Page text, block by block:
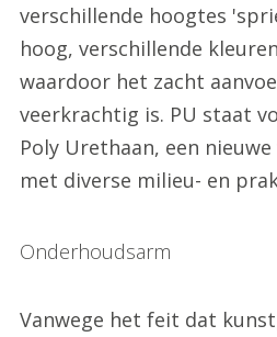
verschillende hoogtes
hoog, verschillende
waardoor het zacht
veerkrachtig is. PU staat
Poly Urethaan, een
met diverse milieu- en
Onderhoudsarm
Vanwege het feit dat